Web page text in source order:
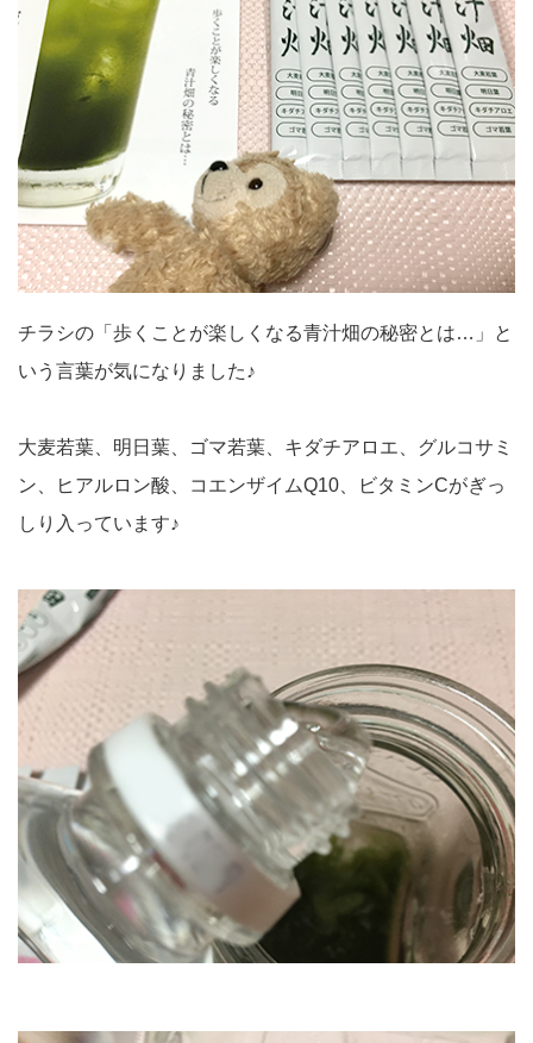
チラシの「歩くことが楽しくなる青汁畑の秘密とは…」と
いう言葉が気になりました♪
大麦若葉、明日葉、ゴマ若葉、キダチアロエ、グルコサミ
ン、ヒアルロン酸、コエンザイムQ10、ビタミンCがぎっ
しり入っています♪